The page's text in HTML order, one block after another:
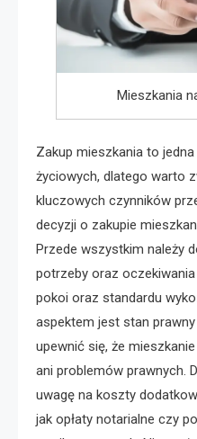
Mieszkania
Zakup mieszkania to
życiowych, dlatego warto
kluczowych czynników
decyzji o zakupie
Przede wszystkim należy
potrzeby oraz
pokoi oraz standardu
aspektem jest stan
upewnić się, że
ani problemów prawnych.
uwagę na koszty
jak opłaty notarialne czy